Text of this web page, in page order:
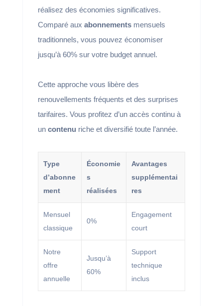
réalisez des économies significatives.
Comparé aux abonnementsmensuels
traditionnels, vous pouvez économiser
jusqu’à 60% sur votre budget annuel.
Cette approche vous libère des
renouvellements fréquents et des surprises
tarifaires. Vous profitez d’un accès continu à
un contenu riche et diversifié toute l’année.
Type
d’abonne
ment
Économie
s
réalisées
Avantages
supplémentai
res
Mensuel
classique
0%
Engagement
court
Notre
offre
annuelle
Jusqu’à
60%
Support
technique
inclus